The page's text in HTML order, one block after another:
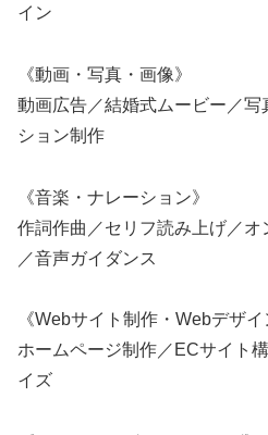
イン
《動画・写真・画像》
動画広告／結婚式ムービー／
ション制作
《音楽・ナレーション》
作詞作曲／セリフ読み上げ／
／音声ガイダンス
《Webサイト制作・Webデザイ
ホームページ制作／ECサイト
イズ